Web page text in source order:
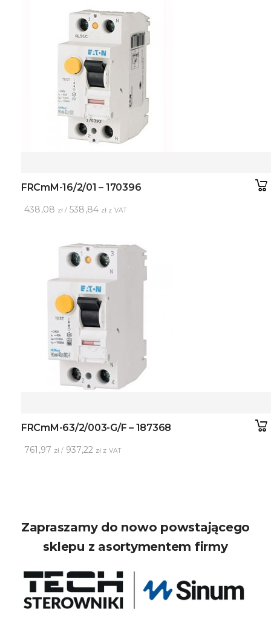
FRCmM-16/2/01 – 170396
438,08 zł / 538,84 zł z VAT
FRCmM-63/2/003-G/F – 187368
761,97 zł / 937,22 zł z VAT
Zapraszamy do nowo powstającego
sklepu z asortymentem firmy